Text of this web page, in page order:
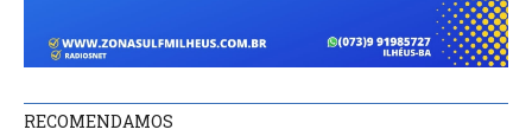
RECOMENDAMOS